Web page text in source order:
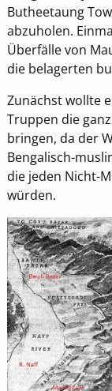
Butheetaung
abzuholen.
Überfälle von
die belagerten
Zunächst wollte
Truppen die
bringen, da der
Bengalisch-
die jeden Nicht-
würden.